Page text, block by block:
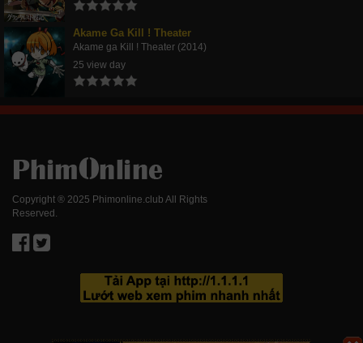
Akame Ga Kill ! Theater
Akame ga Kill ! Theater (2014)
25 view day
Copyright ® 2025 Phimonline.club All Rights
Reserved.